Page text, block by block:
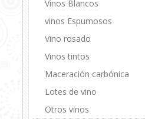
Vinos Blancos
vinos Espumosos
Vino rosado
Vinos tintos
Maceración carbónica
Lotes de vino
Otros vinos